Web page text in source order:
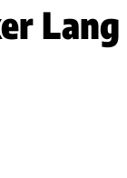
Lang